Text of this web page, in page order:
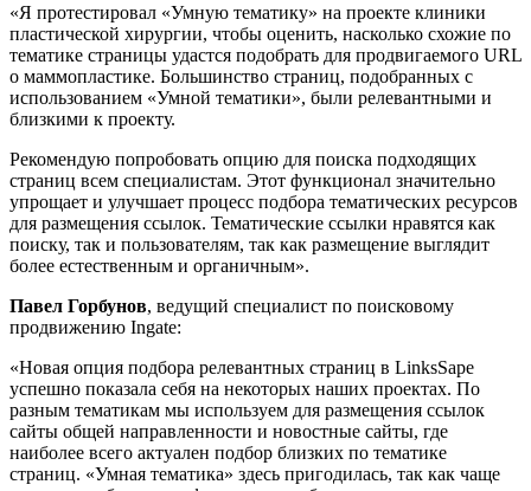
«Я протестировал «Умную тематику» на проекте клиники
пластической хирургии, чтобы оценить, насколько схожие по
тематике страницы удастся подобрать для продвигаемого URL
о маммопластике. Большинство страниц, подобранных с
использованием «Умной тематики», были релевантными и
близкими к проекту.
Рекомендую попробовать опцию для поиска подходящих
страниц всем специалистам. Этот функционал значительно
упрощает и улучшает процесс подбора тематических ресурсов
для размещения ссылок. Тематические ссылки нравятся как
поиску, так и пользователям, так как размещение выглядит
более естественным и органичным».
Павел Горбунов, ведущий специалист по поисковому
продвижению Ingate:
«Новая опция подбора релевантных страниц в LinksSape
успешно показала себя на некоторых наших проектах. По
разным тематикам мы используем для размещения ссылок
сайты общей направленности и новостные сайты, где
наиболее всего актуален подбор близких по тематике
страниц. «Умная тематика» здесь пригодилась, так как чаще